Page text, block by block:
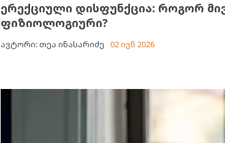
ერექციული დისფუნქცია: როგორ
ფიზიოლოგიური?
ავტორი: თეა ინასარიძე 02 ივნ 2026